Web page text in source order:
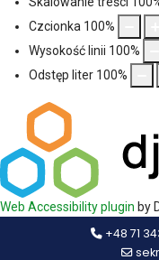
Czcionka 100%
Wysokość linii 100%
Odstęp liter 100%
Web Accessibility plugin by
+48 71